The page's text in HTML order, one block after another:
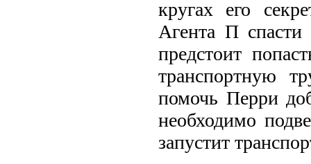
кругах его
Агента П
предстоит
транспортную
помочь Перри
необходимо
запустит